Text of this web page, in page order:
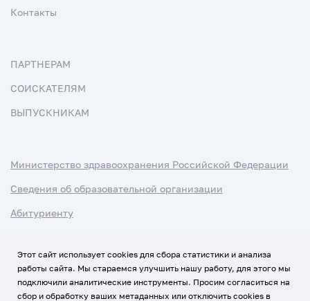
Контакты
ПАРТНЕРАМ
СОИСКАТЕЛЯМ
ВЫПУСКНИКАМ
Министерство здравоохранения Российской Федерации
Сведения об образовательной организации
Абитуриенту
Политика обработки персональных данных
Этот сайт использует cookies для сбора статистики и анализа
работы сайта. Мы стараемся улучшить нашу работу, для этого мы
подключили аналитические инструменты. Просим согласиться на
сбор и обработку ваших метаданных или отключить cookies в